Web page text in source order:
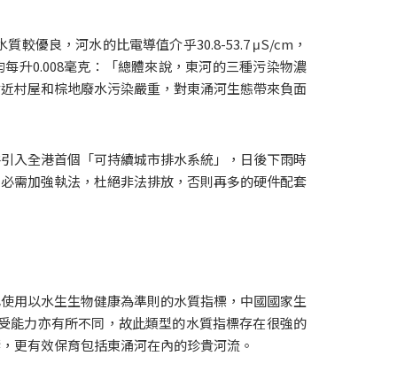
較優良，河水的比電導值介乎30.8-53.7 μS/cm，
升0.008毫克：「總體來說，東河的三種污染物濃
村屋和棕地廢水污染嚴重，對東涌河生態帶來負面
入全港首個「可持續城市排水系統」，日後下雨時
需加強執法，杜絕非法排放，否則再多的硬件配套
用以水生生物健康為準則的水質指標，中國國家生
能力亦有所不同，故此類型的水質指標存在很強的
更有效保育包括東涌河在內的珍貴河流。